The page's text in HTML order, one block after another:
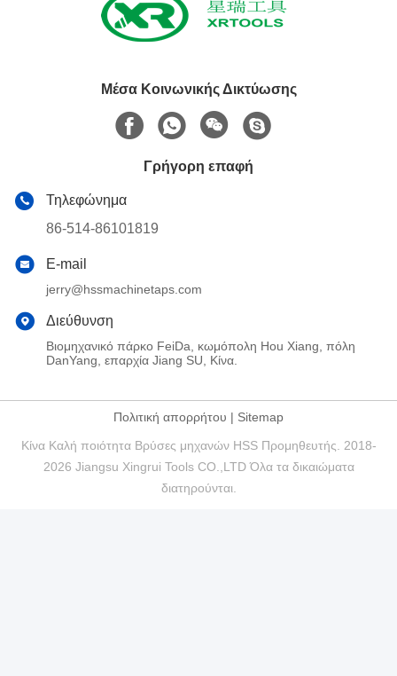
Μέσα Κοινωνικής Δικτύωσης
Γρήγορη επαφή
Τηλεφώνημα
86-514-86101819
E-mail
jerry@hssmachinetaps.com
Διεύθυνση
Βιομηχανικό πάρκο FeiDa, κωμόπολη Hou Xiang, πόλη
DanYang, επαρχία Jiang SU, Κίνα.
Πολιτική απορρήτου | Sitemap
Κίνα Καλή ποιότητα Βρύσες μηχανών HSS Προμηθευτής. 2018-
2026 Jiangsu Xingrui Tools CO.,LTD Όλα τα δικαιώματα
διατηρούνται.